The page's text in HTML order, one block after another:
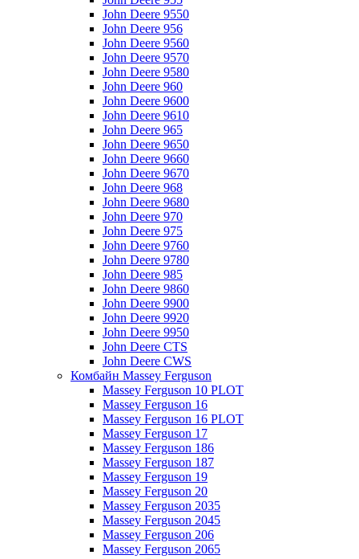
John Deere 9550
John Deere 956
John Deere 9560
John Deere 9570
John Deere 9580
John Deere 960
John Deere 9600
John Deere 9610
John Deere 965
John Deere 9650
John Deere 9660
John Deere 9670
John Deere 968
John Deere 9680
John Deere 970
John Deere 975
John Deere 9760
John Deere 9780
John Deere 985
John Deere 9860
John Deere 9900
John Deere 9920
John Deere 9950
John Deere CTS
John Deere CWS
Комбайн Massey Ferguson
Massey Ferguson 10 PLOT
Massey Ferguson 16
Massey Ferguson 16 PLOT
Massey Ferguson 17
Massey Ferguson 186
Massey Ferguson 187
Massey Ferguson 19
Massey Ferguson 20
Massey Ferguson 2035
Massey Ferguson 2045
Massey Ferguson 206
Massey Ferguson 2065